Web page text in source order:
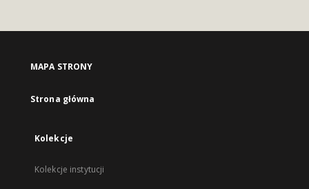
MAPA STRONY
Strona główna
Kolekcje
Kolekcje instytucji